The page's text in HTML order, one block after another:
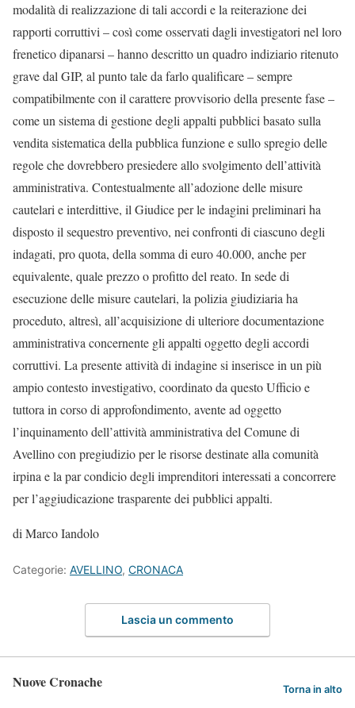
modalità di realizzazione di tali accordi e la reiterazione dei
rapporti corruttivi – così come osservati dagli investigatori nel loro
frenetico dipanarsi – hanno descritto un quadro indiziario ritenuto
grave dal GIP, al punto tale da farlo qualificare – sempre
compatibilmente con il carattere provvisorio della presente fase –
come un sistema di gestione degli appalti pubblici basato sulla
vendita sistematica della pubblica funzione e sullo spregio delle
regole che dovrebbero presiedere allo svolgimento dell’attività
amministrativa. Contestualmente all’adozione delle misure
cautelari e interdittive, il Giudice per le indagini preliminari ha
disposto il sequestro preventivo, nei confronti di ciascuno degli
indagati, pro quota, della somma di euro 40.000, anche per
equivalente, quale prezzo o profitto del reato. In sede di
esecuzione delle misure cautelari, la polizia giudiziaria ha
proceduto, altresì, all’acquisizione di ulteriore documentazione
amministrativa concernente gli appalti oggetto degli accordi
corruttivi. La presente attività di indagine si inserisce in un più
ampio contesto investigativo, coordinato da questo Ufficio e
tuttora in corso di approfondimento, avente ad oggetto
l’inquinamento dell’attività amministrativa del Comune di
Avellino con pregiudizio per le risorse destinate alla comunità
irpina e la par condicio degli imprenditori interessati a concorrere
per l’aggiudicazione trasparente dei pubblici appalti.
di Marco Iandolo
Categorie: AVELLINO, CRONACA
Lascia un commento
Nuove Cronache Torna in alto